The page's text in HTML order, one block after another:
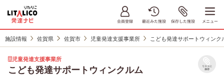
施設情報 佐賀県 佐賀市 児童発達支援事業所 こども発達サポートウィンク
児童発達支援事業所
こども発達サポートウィンクルム リストに
保存